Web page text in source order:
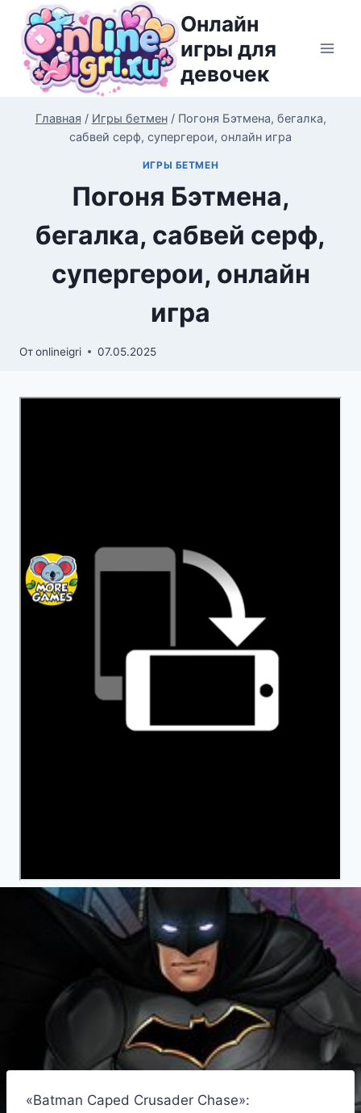
Перейти
содержимому
Онлайн
игры для
девочек
Главная / Игры бетмен / Погоня Бэтмена, бегалка,
сабвей серф, супергерои, онлайн игра
ИГРЫ БЕТМЕН
Погоня Бэтмена,
бегалка, сабвей серф,
супергерои, онлайн
игра
Отonlineigri 07.05.2025
«Batman Caped Crusader Chase»: